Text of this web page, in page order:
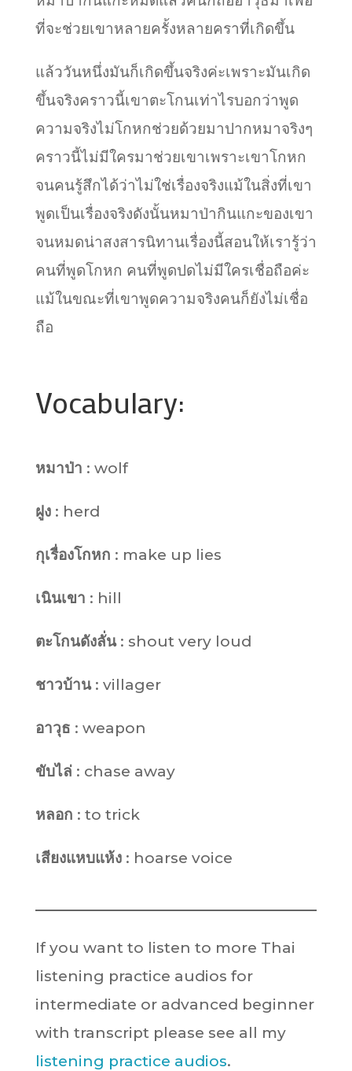
ที่จะช่วยเขาหลายครั้งหลายคราที่เกิดขึ้น
แล้ววันหนึ่งมันก็เกิดขึ้นจริงค่ะเพราะมันเกิด
ขึ้นจริงคราวนี้เขาตะโกนเท่าไรบอกว่าพูด
ความจริงไม่โกหกช่วยด้วยมาปากหมาจริงๆ
คราวนี้ไม่มีใครมาช่วยเขาเพราะเขาโกหก
จนคนรู้สึกได้ว่าไม่ใช่เรื่องจริงแม้ในสิ่งที่เขา
พูดเป็นเรื่องจริงดังนั้นหมาป่ากินแกะของเขา
จนหมดน่าสงสารนิทานเรื่องนี้สอนให้เรารู้ว่า
คนที่พูดโกหก คนที่พูดปดไม่มีใครเชื่อถือค่ะ
แม้ในขณะที่เขาพูดความจริงคนก็ยังไม่เชื่อ
ถือ
Vocabulary:
หมาป่า : wolf
ฝูง: herd
กุเรื่องโกหก : make up lies
เนินเขา : hill
ตะโกนดังลั่น: shout very loud
ชาวบ้าน: villager
อาวุธ : weapon
ขับไล่: chase away
หลอก : to trick
เสียงแหบแห้ง: hoarse voice
If you want to listen to more Thai
listening practice audios for
intermediate or advanced beginner
with transcript please see all my
listening practice audios.